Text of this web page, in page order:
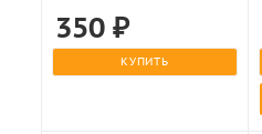
350₽
КУПИТЬ